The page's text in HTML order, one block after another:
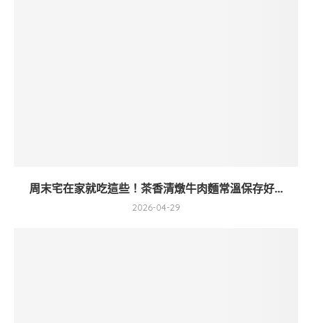
周末宅在家就吃這些！茶香清燉牛肉麵常溫保存好...
2026-04-29